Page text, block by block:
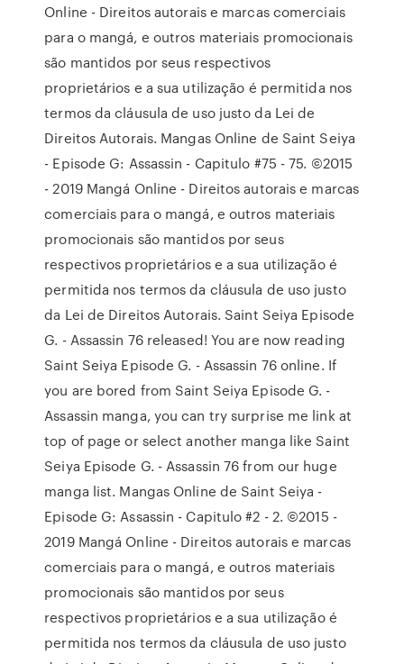
Online - Direitos autorais e marcas comerciais
para o mangá, e outros materiais promocionais
são mantidos por seus respectivos
proprietários e a sua utilização é permitida nos
termos da cláusula de uso justo da Lei de
Direitos Autorais. Mangas Online de Saint Seiya
- Episode G: Assassin - Capitulo #75 - 75. ©2015
- 2019 Mangá Online - Direitos autorais e marcas
comerciais para o mangá, e outros materiais
promocionais são mantidos por seus
respectivos proprietários e a sua utilização é
permitida nos termos da cláusula de uso justo
da Lei de Direitos Autorais. Saint Seiya Episode
G. - Assassin 76 released! You are now reading
Saint Seiya Episode G. - Assassin 76 online. If
you are bored from Saint Seiya Episode G. -
Assassin manga, you can try surprise me link at
top of page or select another manga like Saint
Seiya Episode G. - Assassin 76 from our huge
manga list. Mangas Online de Saint Seiya -
Episode G: Assassin - Capitulo #2 - 2. ©2015 -
2019 Mangá Online - Direitos autorais e marcas
comerciais para o mangá, e outros materiais
promocionais são mantidos por seus
respectivos proprietários e a sua utilização é
permitida nos termos da cláusula de uso justo